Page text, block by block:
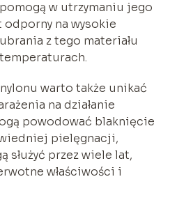
w utrzymaniu jego
na wysokie
z tego materiału
warto także unikać
na działanie
powodować blaknięcie
pielęgnacji,
służyć przez wiele lat,
właściwości i